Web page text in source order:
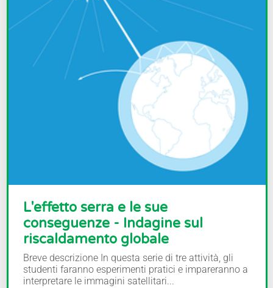
L'effetto serra e le sue
conseguenze - Indagine sul
riscaldamento globale
Breve descrizione In questa serie di tre attività, gli
studenti faranno esperimenti pratici e impareranno a
interpretare le immagini satellitari...